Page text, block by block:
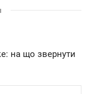
на що звернути